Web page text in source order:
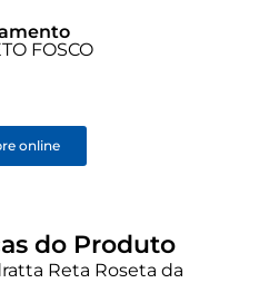
FOSCO
online
do Produto
Reta Roseta da